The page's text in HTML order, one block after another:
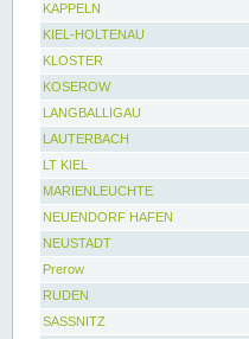
KAPPELN
KIEL-HOLTENAU
KLOSTER
KOSEROW
LANGBALLIGAU
LAUTERBACH
LT KIEL
MARIENLEUCHTE
NEUENDORF HAFEN
NEUSTADT
Prerow
RUDEN
SASSNITZ